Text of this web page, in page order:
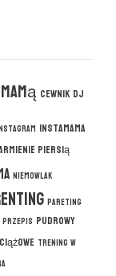
cewnik DJ
instamama
piersią
niemowlak
pareting
przepis pudrowy
trening w